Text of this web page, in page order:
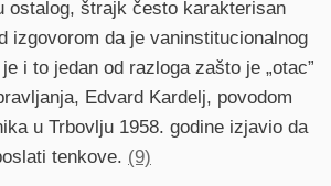
ostalog, štrajk često karakterisan
izgovorom da je vaninstitucionalnog
i to jedan od razloga zašto je „otac”
Edvard Kardelj, povodom
u Trbovlju 1958. godine izjavio da
tenkove. (9)